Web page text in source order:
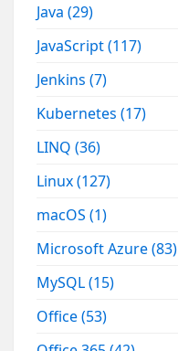
Java(29)
JavaScript(117)
Jenkins(7)
Kubernetes(17)
LINQ(36)
Linux(127)
macOS(1)
Microsoft Azure(83)
MySQL(15)
Office(53)